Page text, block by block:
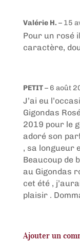
Valérie H. – 15
Pour un rosé
caractère,
PETIT– 6 août
J’ai eu
Gigondas
2019 pour le
adoré son
, sa longueur
Beaucoup de
au Gigondas
cet été ,
plaisir .
Ajouter un